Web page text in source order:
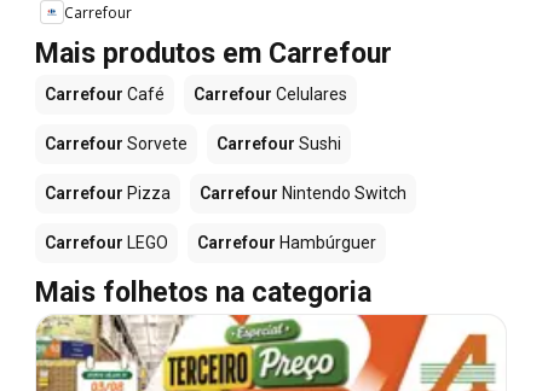
Carrefour
Mais produtos em Carrefour
Carrefour Café Carrefour Celulares
Carrefour Sorvete Carrefour Sushi
Carrefour Pizza Carrefour Nintendo Switch
Carrefour LEGO Carrefour Hambúrguer
Mais folhetos na categoria